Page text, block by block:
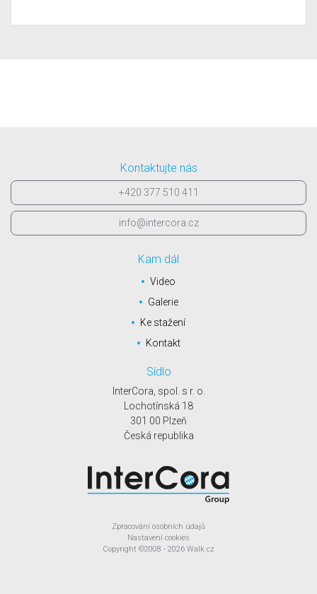
Kontaktujte nás
+420 377 510 411
info@intercora.cz
Kam dál
Video
Galerie
Ke stažení
Kontakt
Sídlo
InterCora, spol. s r. o.
Lochotínská 18
301 00 Plzeň
Česká republika
Zpracování osobních údajů
Nastavení cookies
Copyright ©2008 - 2026 Walk.cz